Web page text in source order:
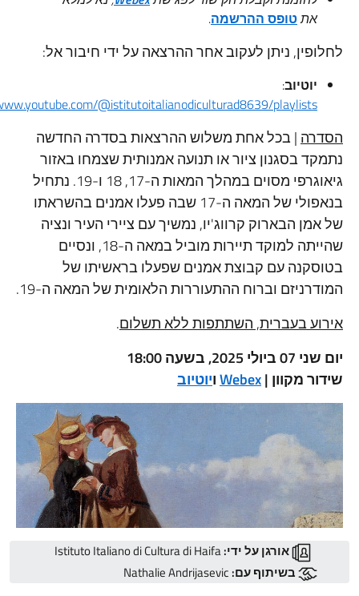
טופס ההרשמה.
ניתן לעקוב אחר ההרצאה על ידי חיבור אל:
https://www.youtube.com/@istitutoitalianodiculturad8639/
| בכל אחת משלוש ההרצאות בסדרה החדשה
בסגנון ציור או תנועה אמנותית שצמחו באזור
גיאוגרפי מסוים במהלך המאות ה-17, 18 ו-19. נתחיל
בנאפולי של המאה ה-17 שבה פעלו אמנים בהשראתו
הבארוק קרווג'יו, נמשיך עם ציירי העיר ונציה
שהייתה למוקד תיירות מוביל במאה ה-18, ונסיים
עם קבוצת אמנים שפעלו בראשיתו של
וברוח ההתעוררות הלאומית של המאה ה-19.
בעברית, השתתפות ללא תשלום.
בשעה 18:00
מקוון |Webexויוטיוב
אורגן על ידי:Istituto Italiano di Cultura di Haifa
בשיתוף עם:Nathalie Andrijasevic